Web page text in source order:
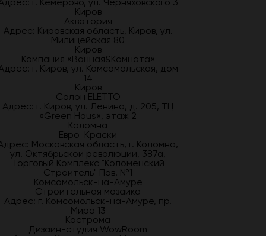
Киров
Акватория
Адрес: Кировская область, Киров, ул.
Милицейская 80
Киров
Компания «Ванная&Комната»
г. Киров, ул. Комсомольская, дом
14
Киров
Салон ELETTO
Адрес: г. Киров, ул. Ленина, д. 205, ТЦ
«Green Haus», этаж 2
Коломна
Евро-Краски
Московская область, г. Коломна,
ул. Октябрьской революции, 387а,
Торговый Комплекс "Коломенский
Строитель" Пав. №1
Комсомольск-на-Амуре
Строительная мозаика
Адрес: г. Комсомольск-на-Амуре, пр.
Мира 13
Кострома
Дизайн-студия WowRoom